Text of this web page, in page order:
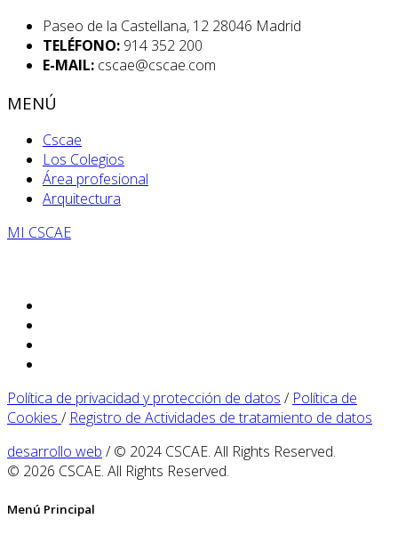
Paseo de la Castellana, 12 28046 Madrid
TELÉFONO: 914 352 200
E-MAIL: cscae@cscae.com
MENÚ
Cscae
Los Colegios
Área profesional
Arquitectura
MI CSCAE
Política de privacidad y protección de datos / Política de
Cookies / Registro de Actividades de tratamiento de datos
desarrollo web / © 2024 CSCAE. All Rights Reserved.
© 2026 CSCAE. All Rights Reserved.
Menú Principal